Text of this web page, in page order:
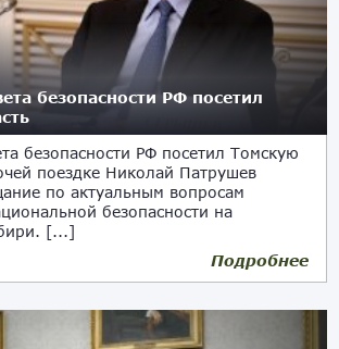
безопасности РФ посетил
безопасности РФ посетил Томскую
поездке Николай Патрушев
по актуальным вопросам
безопасности на
[...]
Подробнее